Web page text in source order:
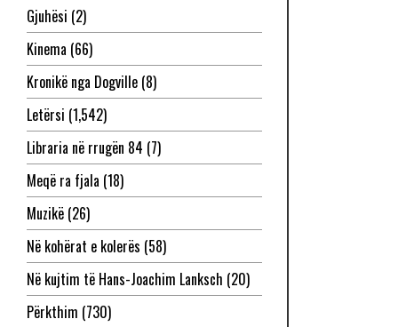
Gjuhësi (2)
Kinema (66)
Kronikë nga Dogville(8)
Letërsi (1,542)
Libraria në rrugën 84 (7)
Meqë ra fjala (18)
Muzikë(26)
Në kohërat e kolerës (58)
Në kujtim të Hans-Joachim Lanksch (20)
Përkthim (730)